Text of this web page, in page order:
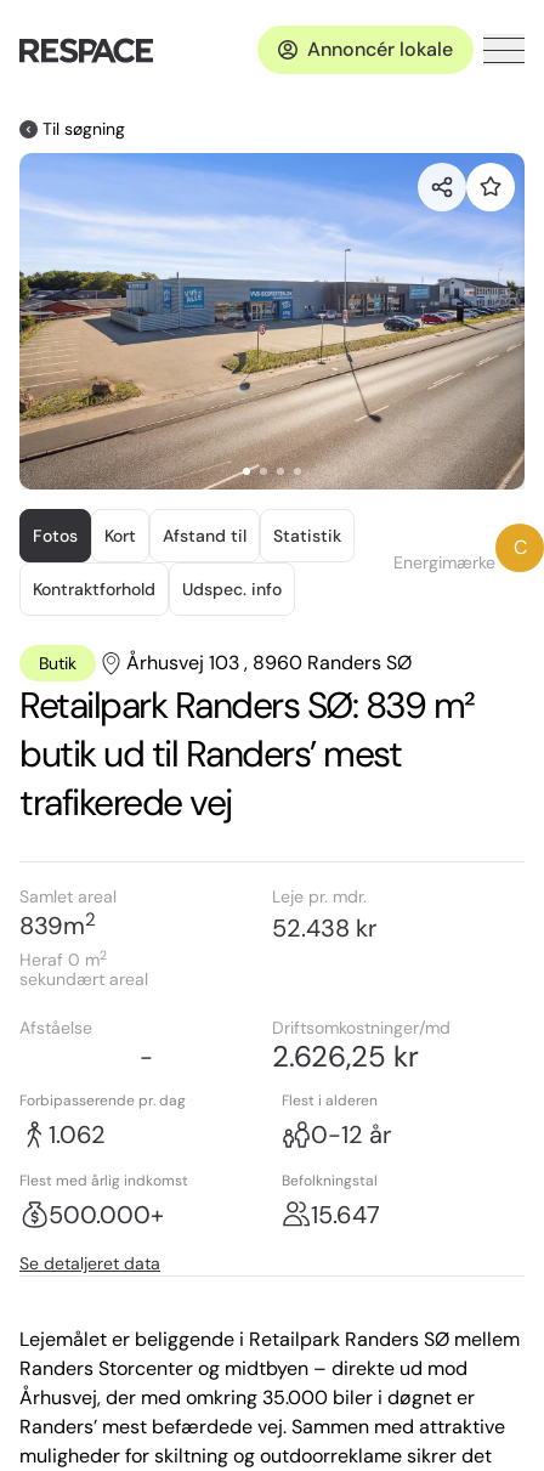
Annoncér lokale
Til søgning
Item
of
Fotos Kort Afstand til Statistik
Kontraktforhold Udspec. info
Energimærke
C
Butik Århusvej 103 , 8960 Randers SØ
Retailpark Randers SØ: 839 m²
butik ud til Randers’ mest
trafikerede vej
Samlet areal
839m2
Heraf 0 m2
sekundært areal
Leje pr. mdr.
52.438 kr
Afståelse
-
Driftsomkostninger/md
2.626,25 kr
Forbipasserende pr. dag
1.062
Flest i alderen
0-12 år
Flest med årlig indkomst
500.000+
Befolkningstal
15.647
Se detaljeret data
Lejemålet er beliggende i Retailpark Randers SØ mellem
Randers Storcenter og midtbyen – direkte ud mod
Århusvej, der med omkring 35.000 biler i døgnet er
Randers’ mest befærdede vej. Sammen med attraktive
muligheder for skiltning og outdoorreklame sikrer det